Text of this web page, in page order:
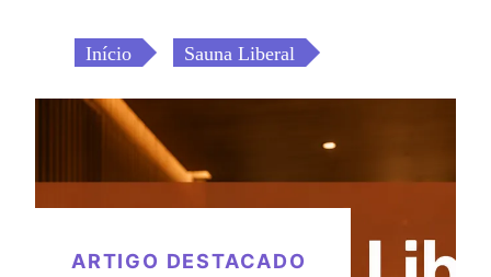
Início Sauna Liberal
ARTIGO DESTACADO